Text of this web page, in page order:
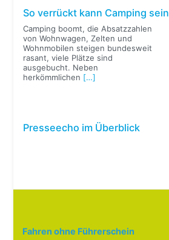
So verrückt kann Camping sein
Camping boomt, die Absatzzahlen
von Wohnwagen, Zelten und
Wohnmobilen steigen bundesweit
rasant, viele Plätze sind
ausgebucht. Neben
herkömmlichen […]
Presseecho im Überblick
Fahren ohne Führerschein